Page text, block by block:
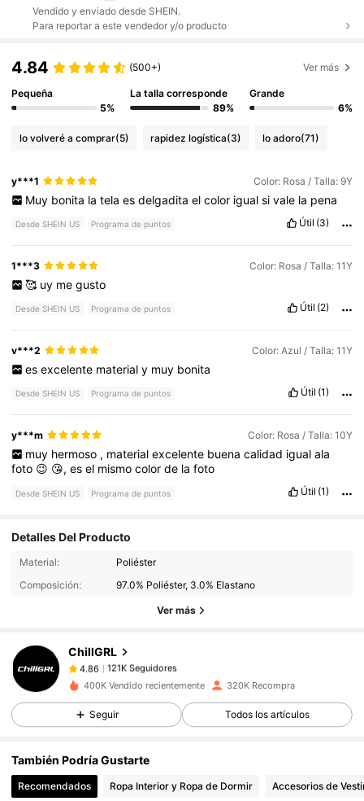
Vendido y enviado desde SHEIN.
Para reportar a este vendedor y/o producto
4.84 (500+) Ver más
Pequeña
5%
La talla corresponde
89%
Grande
6%
lo volveré a comprar(5) rapidez logística(3) lo adoro(71)
y***1 Color: Rosa / Talla: 9Y
Muy bonita la tela es delgadita el color igual si vale la pena
Desde SHEIN US Programa de puntos Útil (3)
1***3 Color: Rosa / Talla: 11Y
🥰 uy me gusto
Desde SHEIN US Programa de puntos Útil (2)
v***2 Color: Azul / Talla: 11Y
es excelente material y muy bonita
Desde SHEIN US Programa de puntos Útil (1)
y***m Color: Rosa / Talla: 10Y
muy hermoso , material excelente buena calidad igual ala
foto 😉 😘,esel mismocolorde lafoto
Desde SHEIN US Programa de puntos Útil (1)
Detalles Del Producto
Material:
Poliéster
Composición:
97.0% Poliéster, 3.0% Elastano
Ver más
ChillGRL
121K Seguidores
121K Seguidores
4.86 121K Seguidores
121K Seguidores
4.86
400K Vendido recientemente 320K Recompra
Seguir Todos los artículos
También Podría Gustarte
Recomendados Ropa Interior y Ropa de Dormir Accesorios de